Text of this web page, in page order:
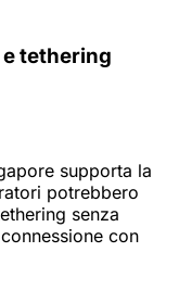
tethering
supporta la
potrebbero
senza
con